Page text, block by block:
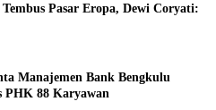
Pasar Eropa, Dewi Coryati:
Manajemen Bank Bengkulu
PHK 88 Karyawan